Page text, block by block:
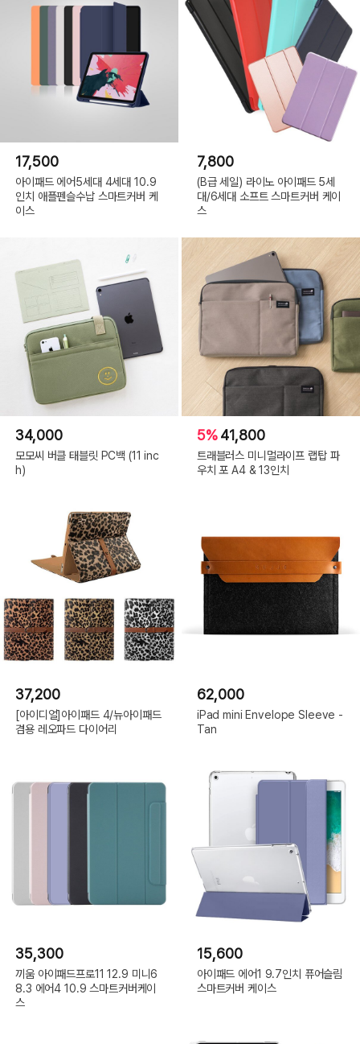
17,500
아이패드 에어5세대 4세대 10.9
인치 애플펜슬수납 스마트커버 케
이스
7,800
(B급 세일) 라이노 아이패드 5세
대/6세대 소프트 스마트커버 케이
스
34,000
모모씨 버클 태블릿 PC백 (11 inc
h)
5%41,800
트래블러스 미니멀라이프 랩탑 파
우치 포 A4 & 13인치
37,200
[아이디얼]아이패드 4/뉴아이패드
겸용 레오파드 다이어리
62,000
iPad mini Envelope Sleeve -
Tan
35,300
끼움 아이패드프로11 12.9 미니6
8.3 에어4 10.9 스마트커버케이
스
15,600
아이패드 에어1 9.7인치 퓨어슬림
스마트커버 케이스